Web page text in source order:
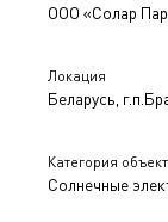
ООО «Солар
Локация
Беларусь,
Категория
Солнечные